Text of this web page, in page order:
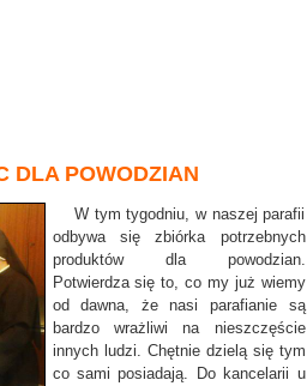
DLA POWODZIAN
W tym tygodniu, w naszej parafii
odbywa się zbiórka potrzebnych
produktów dla powodzian.
Potwierdza się to, co my już wiemy
od dawna, że nasi parafianie są
bardzo wrażliwi na nieszczęście
innych ludzi. Chętnie dzielą się tym
co sami posiadają. Do kancelarii u